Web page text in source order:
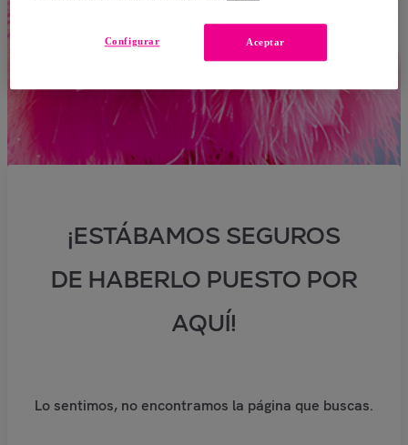
¡ESTÁBAMOS SEGUROS
DE HABERLO PUESTO POR
AQUÍ!
Lo sentimos, no encontramos la página que buscas.
Aceptar
Configurar